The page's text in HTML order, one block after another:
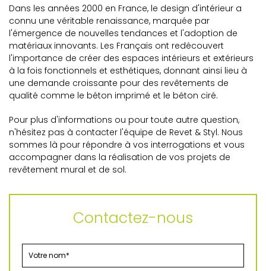
Dans les années 2000 en France, le design d'intérieur a
connu une véritable renaissance, marquée par
l'émergence de nouvelles tendances et l'adoption de
matériaux innovants. Les Français ont redécouvert
l'importance de créer des espaces intérieurs et extérieurs
à la fois fonctionnels et esthétiques, donnant ainsi lieu à
une demande croissante pour des revêtements de
qualité comme le béton imprimé et le béton ciré.
Pour plus d'informations ou pour toute autre question,
n'hésitez pas à contacter l'équipe de Revet & Styl. Nous
sommes là pour répondre à vos interrogations et vous
accompagner dans la réalisation de vos projets de
revêtement mural et de sol.
Contactez-nous